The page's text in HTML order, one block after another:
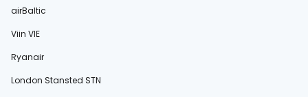
airBaltic
Viin VIE
Ryanair
London Stansted STN